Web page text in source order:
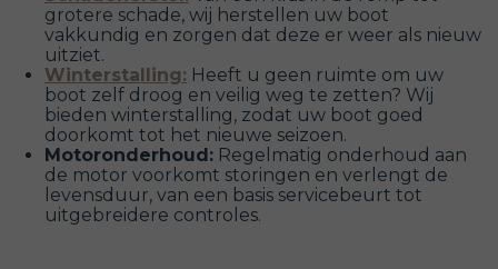
grotere schade, wij herstellen uw boot
vakkundig en zorgen dat deze er weer als nieuw
uitziet.
Winterstalling: Heeft u geen ruimte om uw
boot zelf droog en veilig weg te zetten? Wij
bieden winterstalling, zodat uw boot goed
doorkomt tot het nieuwe seizoen.
Motoronderhoud: Regelmatig onderhoud aan
de motor voorkomt storingen en verlengt de
levensduur, van een basis servicebeurt tot
uitgebreidere controles.